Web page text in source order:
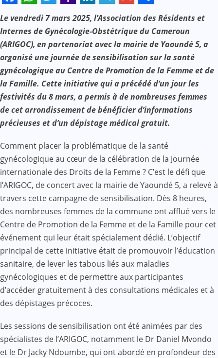
Facebook
WhatsApp
Twitter
Yahoo
Mail
LinkedIn
Telegram
Gmail
Share
Le vendredi 7 mars 2025, l’Association des Résidents et
Internes de Gynécologie-Obstétrique du Cameroun
(ARIGOC), en partenariat avec la mairie de Yaoundé 5, a
organisé une journée de sensibilisation sur la santé
gynécologique au Centre de Promotion de la Femme et de
la Famille. Cette initiative qui a précédé d’un jour les
festivités du 8 mars, a permis à de nombreuses femmes
de cet arrondissement de bénéficier d’informations
précieuses et d’un dépistage médical gratuit.
Comment placer la problématique de la santé
gynécologique au cœur de la célébration de la Journée
internationale des Droits de la Femme ? C’est le défi que
l’ARIGOC, de concert avec la mairie de Yaoundé 5, a relevé à
travers cette campagne de sensibilisation. Dès 8 heures,
des nombreuses femmes de la commune ont afflué vers le
Centre de Promotion de la Femme et de la Famille pour cet
événement qui leur était spécialement dédié. L’objectif
principal de cette initiative était de promouvoir l’éducation
sanitaire, de lever les tabous liés aux maladies
gynécologiques et de permettre aux participantes
d’accéder gratuitement à des consultations médicales et à
des dépistages précoces.
Les sessions de sensibilisation ont été animées par des
spécialistes de l’ARIGOC, notamment le Dr Daniel Mvondo
et le Dr Jacky Ndoumbe, qui ont abordé en profondeur des